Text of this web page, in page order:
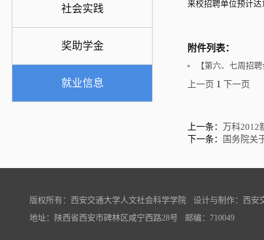
社会实践
奖助学金
就业信息
来校招聘单位预计
附件列表：
【第六、七周招
上一页 1 下一页
上一条：
万科2012
下一条：
国务院关
版权所有：西安交通大学人文社会科学学院 设计与制作：西安
地址：陕西省西安市碑林区咸宁西路28号 邮编：710049